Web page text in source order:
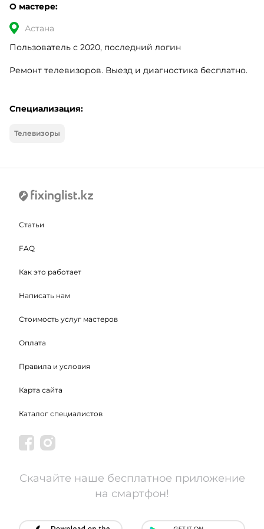
О мастере:
Астана
Пользователь с 2020, последний логин
Ремонт телевизоров. Выезд и диагностика бесплатно.
Специализация:
Телевизоры
Статьи
FAQ
Как это работает
Написать нам
Стоимость услуг мастеров
Оплата
Правила и условия
Карта сайта
Каталог специалистов
Скачайте наше бесплатное приложение
на смартфон!